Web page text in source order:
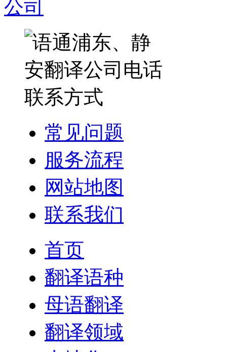
常见问题
服务流程
网站地图
联系我们
首页
翻译语种
母语翻译
翻译领域